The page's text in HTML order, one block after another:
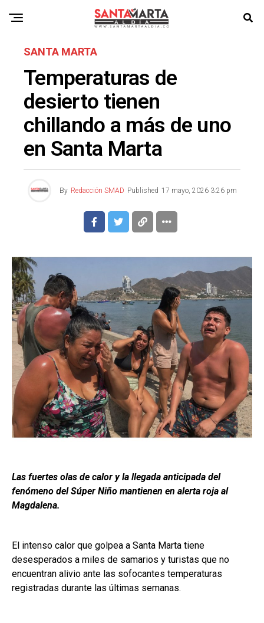
SANTA MARTA
Temperaturas de
desierto tienen
chillando a más de uno
en Santa Marta
By Redacción SMAD Published 17 mayo, 2026 3:26 pm
Las fuertes olas de calor y la llegada anticipada del
fenómeno del Súper Niño mantienen en alerta roja al
Magdalena.
El intenso calor que golpea a Santa Marta tiene
desesperados a miles de samarios y turistas que no
encuentran alivio ante las sofocantes temperaturas
registradas durante las últimas semanas.